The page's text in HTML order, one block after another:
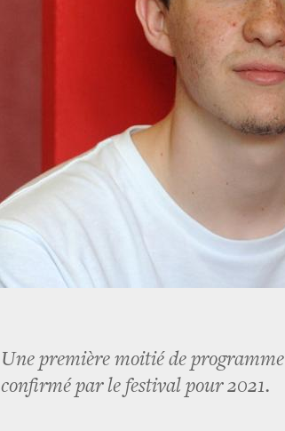
Une première moitié de
confirmé par le festival pour 2021.